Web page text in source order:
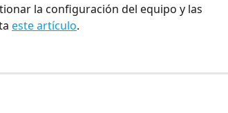
la configuración del equipo y las
este artículo.